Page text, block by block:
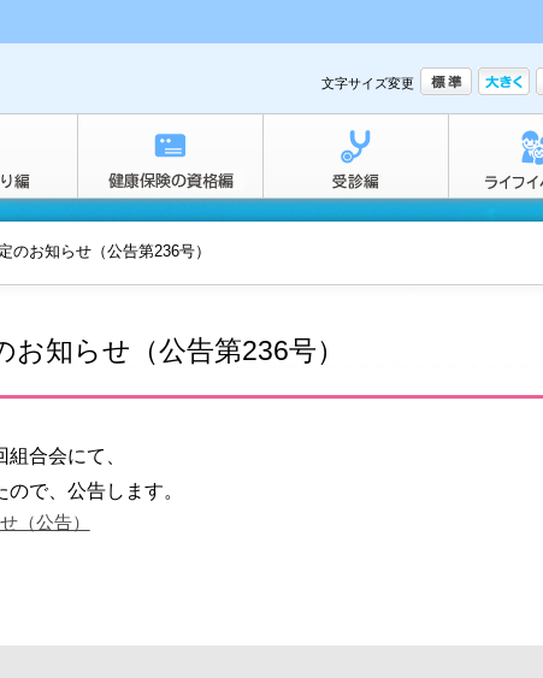
文字サイズ変更
のお知らせ（公告第236号）
知らせ（公告第236号）
合会にて、
で、公告します。
（公告）